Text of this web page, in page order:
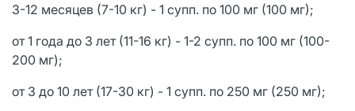
3-12 месяцев (7-10 кг) - 1 супп. по 100 мг (100 мг);
от 1 года до 3 лет (11-16 кг) - 1-2 супп. по 100 мг (100-
200 мг);
от 3 до 10 лет (17-30 кг) - 1 супп. по 250 мг (250 мг);